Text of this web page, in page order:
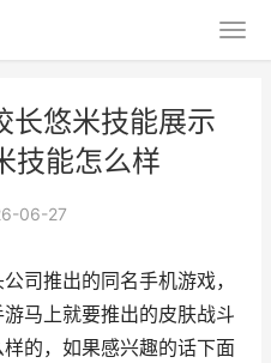
长悠米技能展示
技能怎么样
06-27
司推出的同名手机游戏，
马上就要推出的皮肤战斗
的，如果感兴趣的话下面